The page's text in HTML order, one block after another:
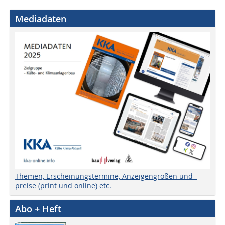
Mediadaten
Themen, Erscheinungstermine, Anzeigengrößen und -
preise (print und online) etc.
Abo + Heft